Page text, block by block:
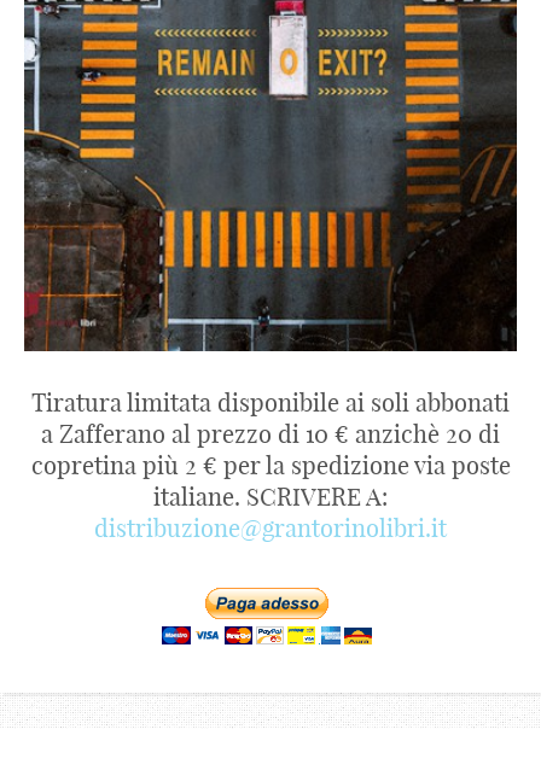
Tiratura limitata disponibile ai soli abbonati
a Zafferano al prezzo di 10 € anzichè 20 di
copretina più 2 € per la spedizione via poste
italiane. SCRIVERE A:
distribuzione@grantorinolibri.it